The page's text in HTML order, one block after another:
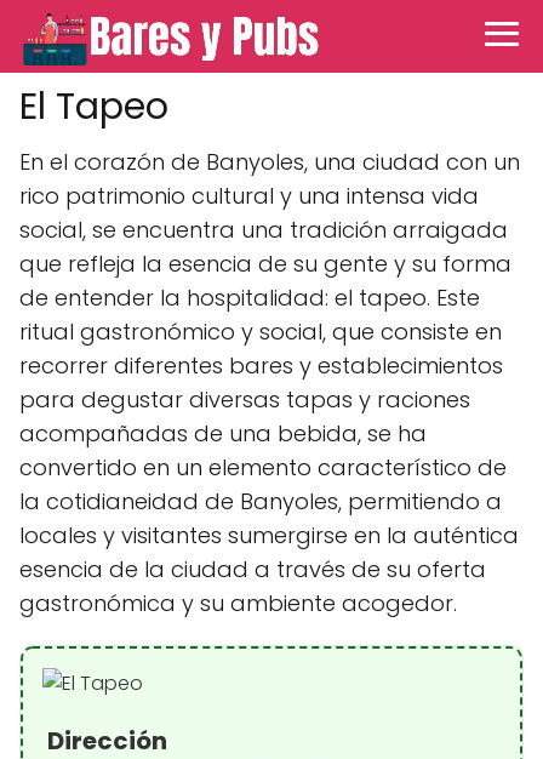
El Tapeo
En el corazón de Banyoles, una ciudad con un
rico patrimonio cultural y una intensa vida
social, se encuentra una tradición arraigada
que refleja la esencia de su gente y su forma
de entender la hospitalidad: el tapeo. Este
ritual gastronómico y social, que consiste en
recorrer diferentes bares y establecimientos
para degustar diversas tapas y raciones
acompañadas de una bebida, se ha
convertido en un elemento característico de
la cotidianeidad de Banyoles, permitiendo a
locales y visitantes sumergirse en la auténtica
esencia de la ciudad a través de su oferta
gastronómica y su ambiente acogedor.
Dirección